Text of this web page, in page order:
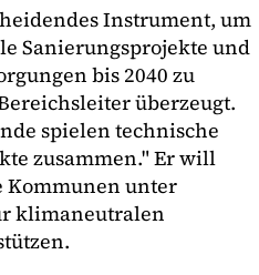
Instrument, um
Sanierungsprojekte und
bis 2040 zu
überzeugt.
spielen technische
zusammen." Er will
Kommunen unter
klimaneutralen